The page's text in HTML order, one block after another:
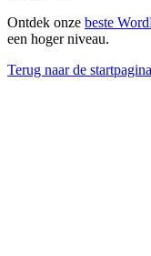
Ontdek onze beste
een hoger niveau.
Terug naar de startpagina